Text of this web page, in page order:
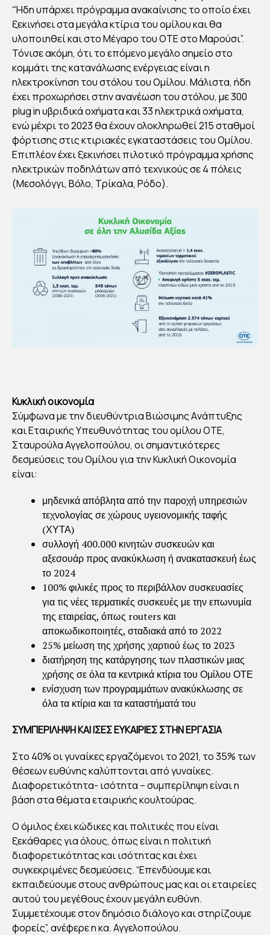
“Ήδη υπάρχει πρόγραμμα ανακαίνισης το οποίο έχει
ξεκινήσει στα μεγάλα κτίρια του ομίλου και θα
υλοποιηθεί και στο Μέγαρο του ΟΤΕ στο Μαρούσι”.
Τόνισε ακόμη, ότι το επόμενο μεγάλο σημείο στο
κομμάτι της κατανάλωσης ενέργειας είναι η
ηλεκτροκίνηση του στόλου του Ομίλου. Μάλιστα, ήδη
έχει προχωρήσει στην ανανέωση του στόλου, με 300
plug in υβριδικά οχήματα και 33 ηλεκτρικά οχήματα,
ενώ μέχρι το 2023 θα έχουν ολοκληρωθεί 215 σταθμοί
φόρτισης στις κτιριακές εγκαταστάσεις του Ομίλου.
Επιπλέον έχει ξεκινήσει πιλοτικό πρόγραμμα χρήσης
ηλεκτρικών ποδηλάτων από τεχνικούς σε 4 πόλεις
(Μεσολόγγι, Βόλο, Τρίκαλα, Ρόδο).
Κυκλική οικονομία
Σύμφωνα με την διευθύντρια Bιώσιμης Aνάπτυξης
και Eταιρικής Yπευθυνότητας του ομίλου ΟΤΕ,
Σταυρούλα Αγγελοπούλου, οι σημαντικότερες
δεσμεύσεις του Ομίλου για την Κυκλική Οικονομία
είναι:
μηδενικά απόβλητα από την παροχή υπηρεσιών
τεχνολογίας σε χώρους υγειονομικής ταφής
(ΧΥΤΑ)
συλλογή 400.000 κινητών συσκευών και
αξεσουάρ προς ανακύκλωση ή ανακατασκευή έως
το 2024
100% φιλικές προς το περιβάλλον συσκευασίες
για τις νέες τερματικές συσκευές με την επωνυμία
της εταιρείας, όπως routers και
αποκωδικοποιητές, σταδιακά από το 2022
25% μείωση της χρήσης χαρτιού έως το 2023
διατήρηση της κατάργησης των πλαστικών μιας
χρήσης σε όλα τα κεντρικά κτίρια του Ομίλου ΟΤΕ
ενίσχυση των προγραμμάτων ανακύκλωσης σε
όλα τα κτίρια και τα καταστήματά του
ΣΥΜΠΕΡΙΛΗΨΗ ΚΑΙ ΙΣΕΣ ΕΥΚΑΙΡΙΕΣ ΣΤΗΝ ΕΡΓΑΣΙΑ
Στο 40% οι γυναίκες εργαζόμενοι το 2021, το 35% των
θέσεων ευθύνης καλύπτονται από γυναίκες.
Διαφορετικότητα- ισότητα – συμπερίληψη είναι η
βάση στα θέματα εταιρικής κουλτούρας.
Ο όμιλος έχει κώδικες και πολιτικές που είναι
ξεκάθαρες για όλους, όπως είναι η πολιτική
διαφορετικότητας και ισότητας και έχει
συγκεκριμένες δεσμεύσεις. “Επενδύουμε και
εκπαιδεύουμε στους ανθρώπους μας και οι εταιρείες
αυτού του μεγέθους έχουν μεγάλη ευθύνη.
Συμμετέχουμε στον δημόσιο διάλογο και στηρίζουμε
φορείς”, ανέφερε η κα. Αγγελοπούλου.